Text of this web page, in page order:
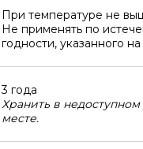
При температуре не
Не применять по
годности, указанного
3 года
Хранить в недоступном
месте.